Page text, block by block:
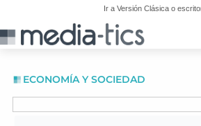
Ir a Versión Clásica o
ECONOMÍA Y SOCIEDAD